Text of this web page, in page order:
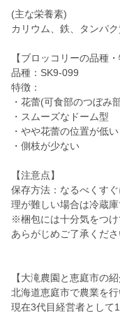
(主な栄養素)
カリウム、鉄、タンパ
【ブロッコリーの品種・
品種：SK9-099
特徴：
・花蕾(可食部のつぼみ
・スムーズなドーム型
・やや花蕾の位置が低い
・側枝が少ない
【注意点】
保存方法：なるべくす
理が難しい場合は冷蔵
※梱包には十分気をつ
あらがじめご了承くださ
【大滝農園と恵庭市の紹
北海道恵庭市で農業を行
現在3代目経営者として